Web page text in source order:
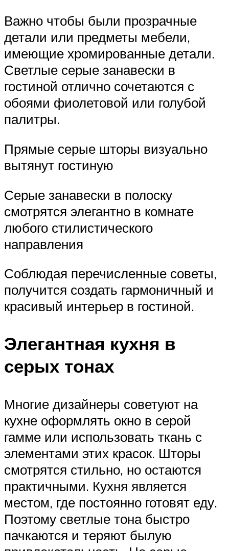
Важно чтобы были прозрачные
детали или предметы мебели,
имеющие хромированные детали.
Светлые серые занавески в
гостиной отлично сочетаются с
обоями фиолетовой или голубой
палитры.
Прямые серые шторы визуально
вытянут гостиную
Серые занавески в полоску
смотрятся элегантно в комнате
любого стилистического
направления
Соблюдая перечисленные советы,
получится создать гармоничный и
красивый интерьер в гостиной.
Элегантная кухня в
серых тонах
Многие дизайнеры советуют на
кухне оформлять окно в серой
гамме или использовать ткань с
элементами этих красок. Шторы
смотрятся стильно, но остаются
практичными. Кухня является
местом, где постоянно готовят еду.
Поэтому светлые тона быстро
пачкаются и теряют былую